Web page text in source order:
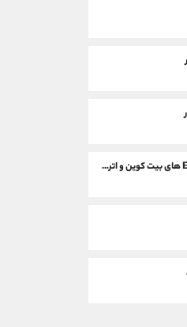
ورود 169 میلیون دلار سرمایه به ETF های بیت کوین و اتریوم